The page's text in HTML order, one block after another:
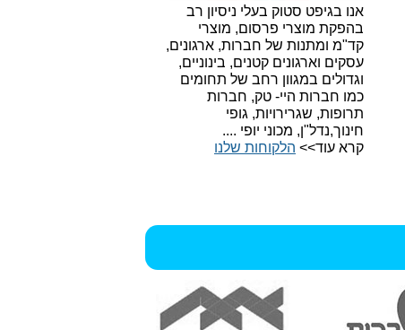
אנו בגיפט סטוק בעלי ניסיון רב
בהפקת מוצרי פרסום, מוצרי
קד"מ ומתנות של חברות, ארגונים,
עסקים וארגונים קטנים, בינוניים,
וגדולים במגוון רחב של תחומים
כמו חברות היי- טק, חברות
תרופות, שגרירויות, גופי
חינוך,נדל"ן, מכוני יופי ....
קרא עוד>> הלקוחות שלנו